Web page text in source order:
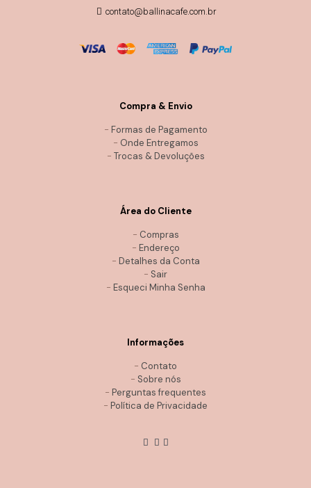
contato@ballinacafe.com.br
Compra & Envio
- Formas de Pagamento
- Onde Entregamos
- Trocas & Devoluções
Área do Cliente
- Compras
- Endereço
- Detalhes da Conta
- Sair
- Esqueci Minha Senha
Informações
- Contato
- Sobre nós
- Perguntas frequentes
- Política de Privacidade